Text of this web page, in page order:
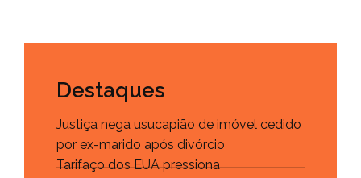
Destaques
Justiça nega usucapião de imóvel cedido
por ex-marido após divórcio
Tarifaço dos EUA pressiona